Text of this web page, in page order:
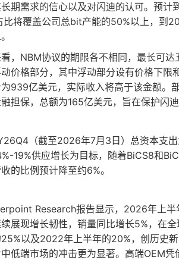
期需求的信心以及对闪迪的认可。预
比将覆盖公司总bit产能的50%以上，到
，NBM协议的期限各不相同，最长可
价格部分，其中浮动部分设有价格下
939亿美元，实际收入将高于该金额。
担保，总额为165亿美元，旨在保护闪
（截至2026年7月3日）总资本支
19%供应增长为目标，随着BiCS8和
的比例预计降至约6%。
Research报告显示，2026年上
展现增长韧性，销量同比增长5%，在
以及2022年上半年的20%，创历史
低端市场的冲击更为显著。高端OEM